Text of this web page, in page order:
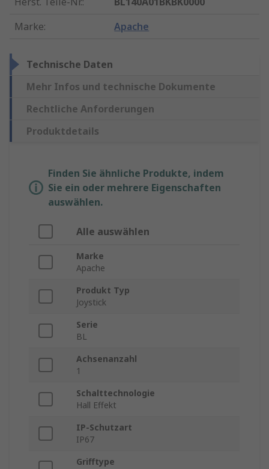
Marke: Apache
Technische Daten
Mehr Infos und technische Dokumente
Rechtliche Anforderungen
Produktdetails
Finden Sie ähnliche Produkte, indem
Sie ein oder mehrere Eigenschaften
auswählen.
Alle auswählen
Marke
Apache
Produkt Typ
Joystick
Serie
BL
Achsenanzahl
1
Schalttechnologie
Hall Effekt
IP-Schutzart
IP67
Grifftype